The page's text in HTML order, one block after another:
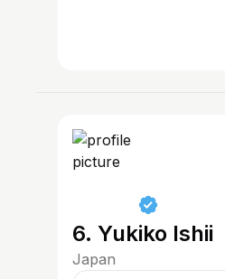
6. Yukiko Ishii
Japan